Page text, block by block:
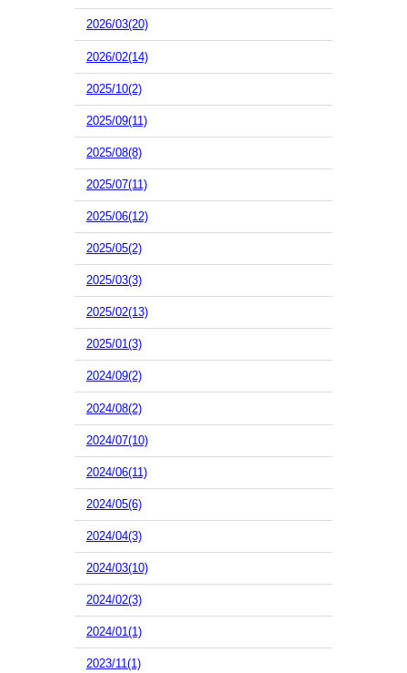
2026/03(20)
2026/02(14)
2025/10(2)
2025/09(11)
2025/08(8)
2025/07(11)
2025/06(12)
2025/05(2)
2025/03(3)
2025/02(13)
2025/01(3)
2024/09(2)
2024/08(2)
2024/07(10)
2024/06(11)
2024/05(6)
2024/04(3)
2024/03(10)
2024/02(3)
2024/01(1)
2023/11(1)